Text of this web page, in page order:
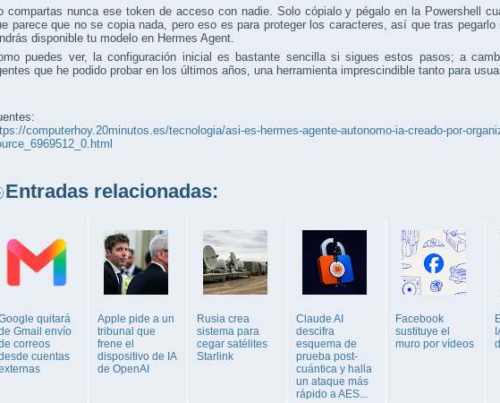
compartas nunca ese token de acceso con nadie. Solo cópialo y pégalo en la Powershell
parece que no se copia nada, pero eso es para proteger los caracteres, así que tras
disponible tu modelo en Hermes Agent.
puedes ver, la configuración inicial es bastante sencilla si sigues estos pasos; a
que he podido probar en los últimos años, una herramienta imprescindible tanto para
computerhoy.20minutos.es/tecnologia/asi-es-hermes-agente-autonomo-ia-creado-por-
relacionadas:
quitará
Gmail envío
correos
cuentas
Apple pide a un
tribunal que
frene el
dispositivo de IA
de OpenAI
Rusia crea
sistema para
cegar satélites
Starlink
Claude AI
descifra
esquema de
prueba post-
cuántica y halla
un ataque más
rápido a AES...
Facebook
sustituye el
muro por vídeos